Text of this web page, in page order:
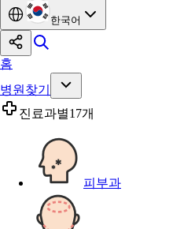
한국어
홈
병원찾기
진료과별17개
피부과